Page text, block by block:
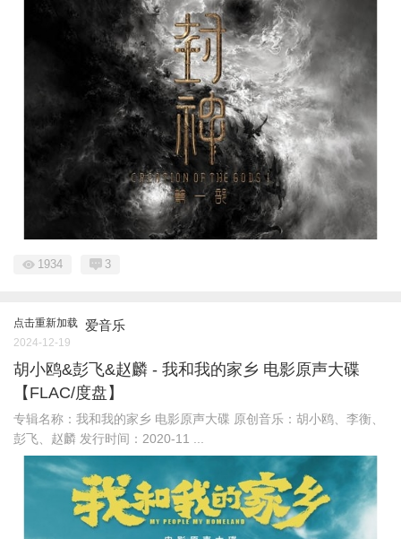
1934 3
点击重新加载 爱音乐
2024-12-19
胡小鸥&彭飞&赵麟 - 我和我的家乡 电影原声大碟
【FLAC/度盘】
专辑名称：我和我的家乡 电影原声大碟 原创音乐：胡小鸥、李衡、
彭飞、赵麟 发行时间：2020-11 ...